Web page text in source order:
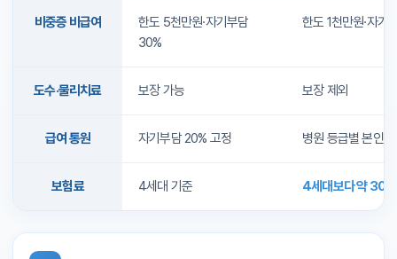
비중증 비급여
한도 5천만원·자기부담
30%
한도 1천만원·자기
도수·물리치료 보장 가능 보장 제외
급여 통원 자기부담 20% 고정 병원 등급별 본인
보험료 4세대 기준 4세대보다 약 30%